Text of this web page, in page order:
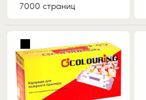
7000 страниц